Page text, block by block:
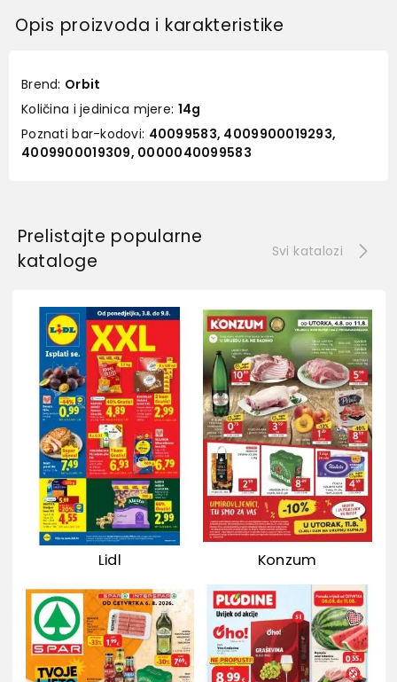
Opis proizvoda i karakteristike
Brend: Orbit
Količina i jedinica mjere: 14g
Poznati bar-kodovi: 40099583, 4009900019293,
4009900019309, 0000040099583
Prelistajte popularne
kataloge
Svi katalozi
Lidl Konzum